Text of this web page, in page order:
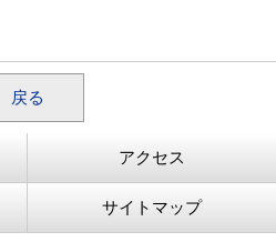
戻る
アクセス
サイトマップ